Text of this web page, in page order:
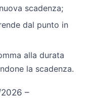
scadenza;
dal punto in
alla durata
la scadenza.
–